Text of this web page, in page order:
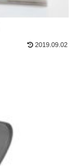
2019.09.02